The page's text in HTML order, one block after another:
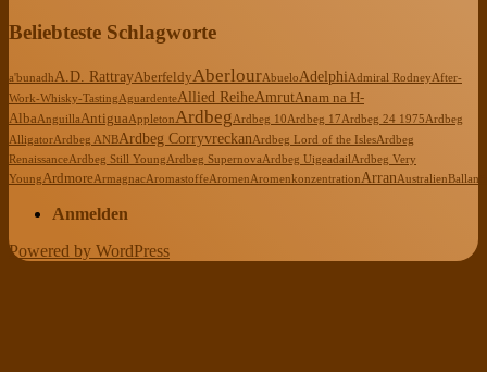
Beliebteste Schlagworte
a'bunadhA.D. RattrayAberfeldyAberlourAbueloAdelphiAdmiral RodneyAfter-
Work-Whisky-TastingAguardenteAllied ReiheAmrutAnam na H-
AlbaAnguillaAntiguaAppletonArdbegArdbeg 10Ardbeg 17Ardbeg 24 1975Ardbeg
AlligatorArdbeg ANBArdbeg CorryvreckanArdbeg Lord of the IslesArdbeg
RenaissanceArdbeg Still YoungArdbeg SupernovaArdbeg UigeadailArdbeg Very
YoungArdmoreArmagnacAromastoffeAromenAromenkonzentrationArranAustralien
Anmelden
Powered by WordPress